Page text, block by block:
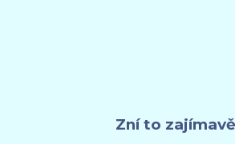
Zní to